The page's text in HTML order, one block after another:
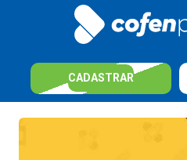
CADASTRAR